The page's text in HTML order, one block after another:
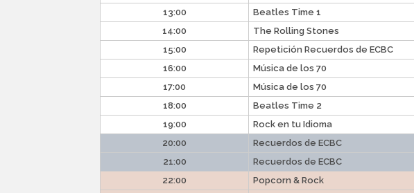
13:00
Beatles Time 1
14:00
The Rolling Stones
15:00
Repetición Recuerdos de ECBC
16:00
Música de los 70
17:00
Música de los 70
18:00
Beatles Time 2
19:00
Rock en tu Idioma
20:00
Recuerdos de ECBC
21:00
Recuerdos de ECBC
22:00
Popcorn & Rock